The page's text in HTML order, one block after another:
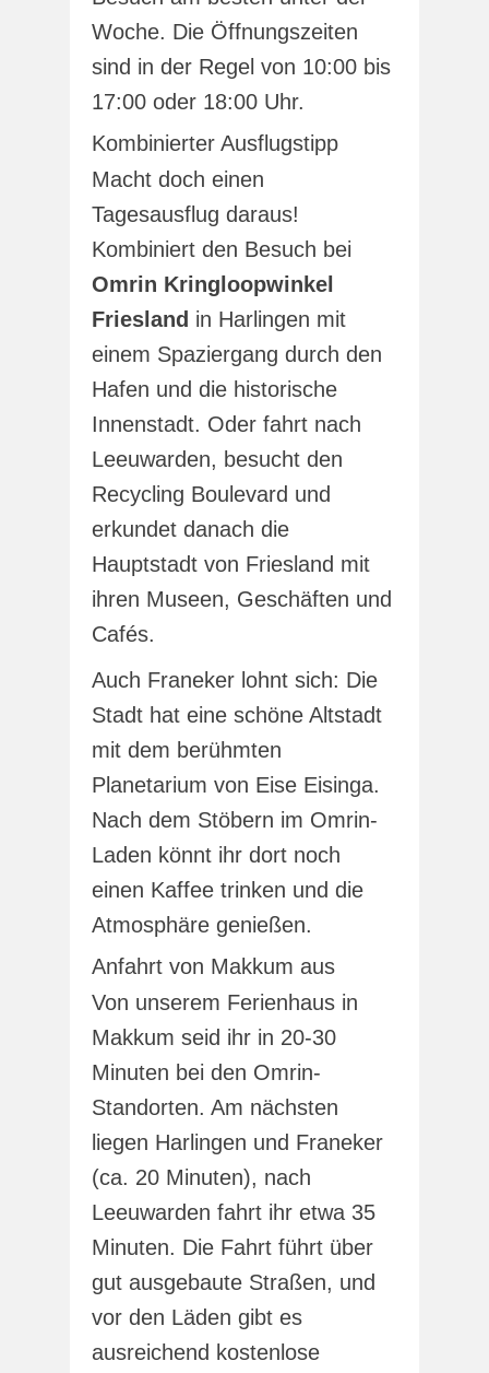
Woche. Die Öffnungszeiten
sind in der Regel von 10:00 bis
17:00 oder 18:00 Uhr.
Kombinierter Ausflugstipp
Macht doch einen
Tagesausflug daraus!
Kombiniert den Besuch bei
Omrin Kringloopwinkel
Friesland in Harlingen mit
einem Spaziergang durch den
Hafen und die historische
Innenstadt. Oder fahrt nach
Leeuwarden, besucht den
Recycling Boulevard und
erkundet danach die
Hauptstadt von Friesland mit
ihren Museen, Geschäften und
Cafés.
Auch Franeker lohnt sich: Die
Stadt hat eine schöne Altstadt
mit dem berühmten
Planetarium von Eise Eisinga.
Nach dem Stöbern im Omrin-
Laden könnt ihr dort noch
einen Kaffee trinken und die
Atmosphäre genießen.
Anfahrt von Makkum aus
Von unserem Ferienhaus in
Makkum seid ihr in 20-30
Minuten bei den Omrin-
Standorten. Am nächsten
liegen Harlingen und Franeker
(ca. 20 Minuten), nach
Leeuwarden fahrt ihr etwa 35
Minuten. Die Fahrt führt über
gut ausgebaute Straßen, und
vor den Läden gibt es
ausreichend kostenlose